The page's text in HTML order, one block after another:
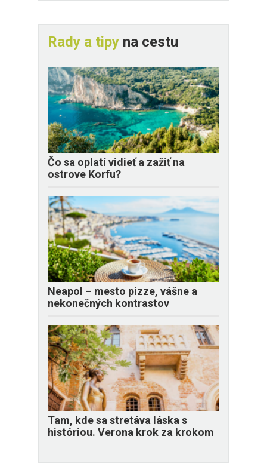
Rady a tipy na cestu
Čo sa oplatí vidieť a zažiť na
ostrove Korfu?
Neapol – mesto pizze, vášne a
nekonečných kontrastov
Tam, kde sa stretáva láska s
históriou. Verona krok za krokom